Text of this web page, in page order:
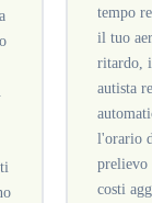
tempo
il tuo
ritardo,
autista
l'orario
prelievo
costi